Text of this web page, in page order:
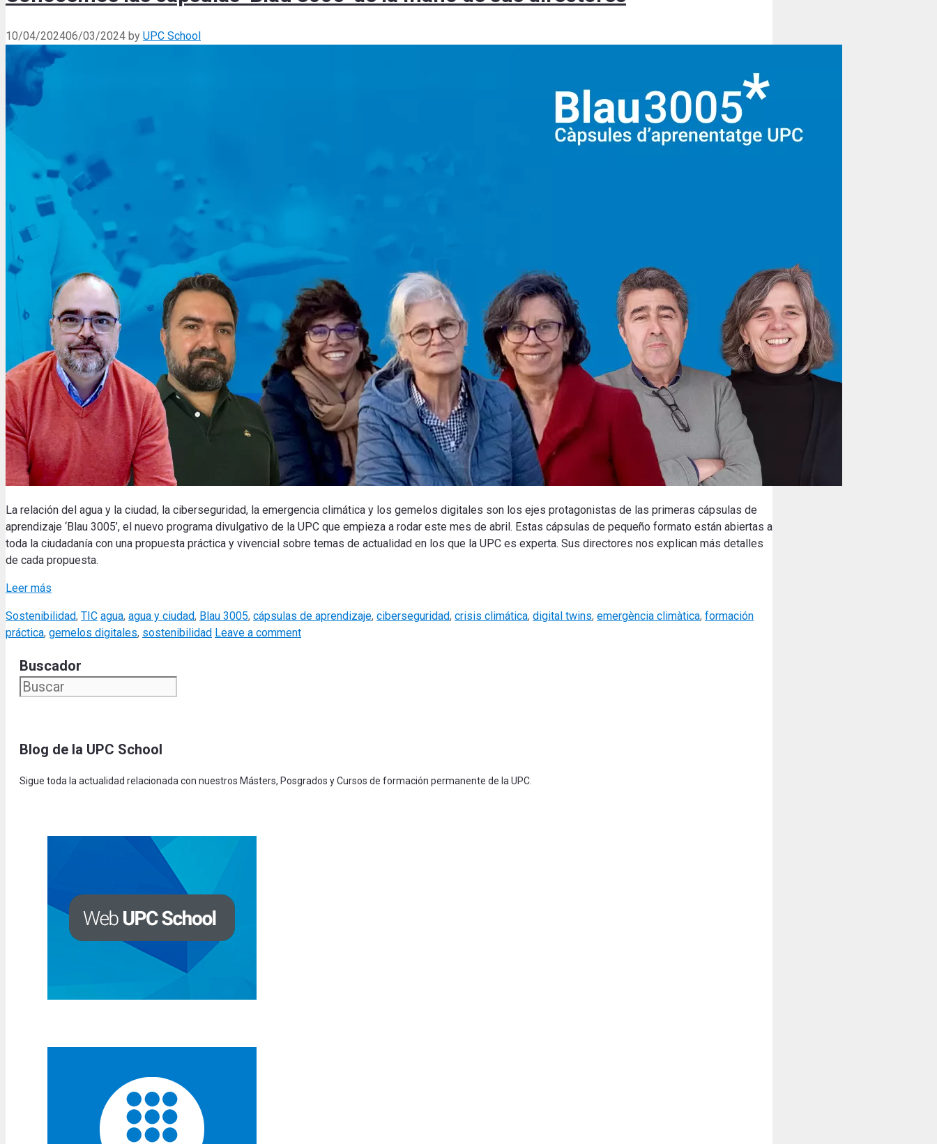
10/04/202406/03/2024 by UPC School
La relación del agua y la ciudad, la ciberseguridad, la emergencia climática y los gemelos digitales son los ejes protagonistas de las primeras cápsulas de
aprendizaje ‘Blau 3005’, el nuevo programa divulgativo de la UPC que empieza a rodar este mes de abril. Estas cápsulas de pequeño formato están abiertas a
toda la ciudadanía con una propuesta práctica y vivencial sobre temas de actualidad en los que la UPC es experta. Sus directores nos explican más detalles
de cada propuesta.
Leer más
Categories
Sostenibilidad, TIC Tags
agua, agua y ciudad, Blau 3005, cápsulas de aprendizaje, ciberseguridad, crisis climática, digital twins, emergència climàtica, formación
práctica, gemelos digitales, sostenibilidad Leave a comment
Buscador
Blog de la UPC School
Sigue toda la actualidad relacionada con nuestros Másters, Posgrados y Cursos de formación permanente de la UPC.